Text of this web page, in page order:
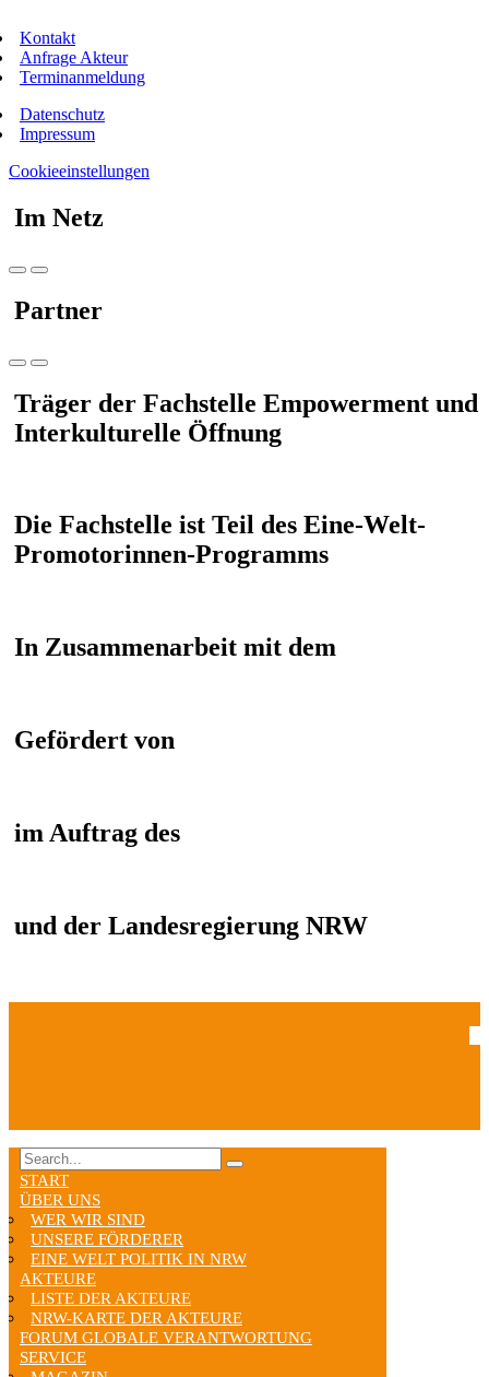
Kontakt
Anfrage Akteur
Terminanmeldung
Datenschutz
Impressum
Cookieeinstellungen
Im Netz
Partner
Träger der Fachstelle Empowerment und
Interkulturelle Öffnung
Die Fachstelle ist Teil des Eine-Welt-
Promotorinnen-Programms
In Zusammenarbeit mit dem
Gefördert von
im Auftrag des
und der Landesregierung NRW
START
ÜBER UNS
WER WIR SIND
UNSERE FÖRDERER
EINE WELT POLITIK IN NRW
AKTEURE
LISTE DER AKTEURE
NRW-KARTE DER AKTEURE
FORUM GLOBALE VERANTWORTUNG
SERVICE